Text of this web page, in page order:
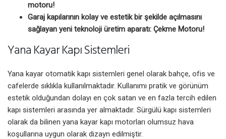
motoru!
Garaj kapılarının kolay ve estetik bir şekilde açılmasını
sağlayan yeni teknoloji üretim aparatı: Çekme Motoru!
Yana Kayar Kapı Sistemleri
Yana kayar otomatik kapı sistemleri genel olarak bahçe, ofis ve
cafelerde sıklıkla kullanılmaktadır. Kullanımı pratik ve görünüm
estetik olduğundan dolayı en çok satan ve en fazla tercih edilen
kapı sistemleri arasında yer almaktadır. Sürgülü kapı sistemleri
olarak da bilinen yana kayar kapı motorları olumsuz hava
koşullarına uygun olarak dizayn edilmiştir.